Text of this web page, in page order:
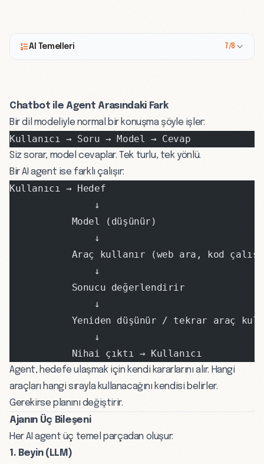
AI Temelleri 7/8
Chatbot ile Agent Arasındaki Fark
Bir dil modeliyle normal bir konuşma şöyle işler:
Kullanıcı → Soru → Model → Cevap
Siz sorar, model cevaplar. Tek turlu, tek yönlü.
Bir AI agent ise farklı çalışır:
Kullanıcı → Hedef
               ↓
           Model (düşünür)
               ↓
Araç kullanır (web ara, kod
               ↓
           Sonucu değerlendirir
               ↓
Yeniden düşünür / tekrar araç
               ↓
           Nihai çıktı → Kullanıcı
Agent, hedefe ulaşmak için kendi kararlarını alır. Hangi
araçları hangi sırayla kullanacağını kendisi belirler.
Gerekirse planını değiştirir.
Ajanın Üç Bileşeni
Her AI agent üç temel parçadan oluşur:
1. Beyin (LLM)